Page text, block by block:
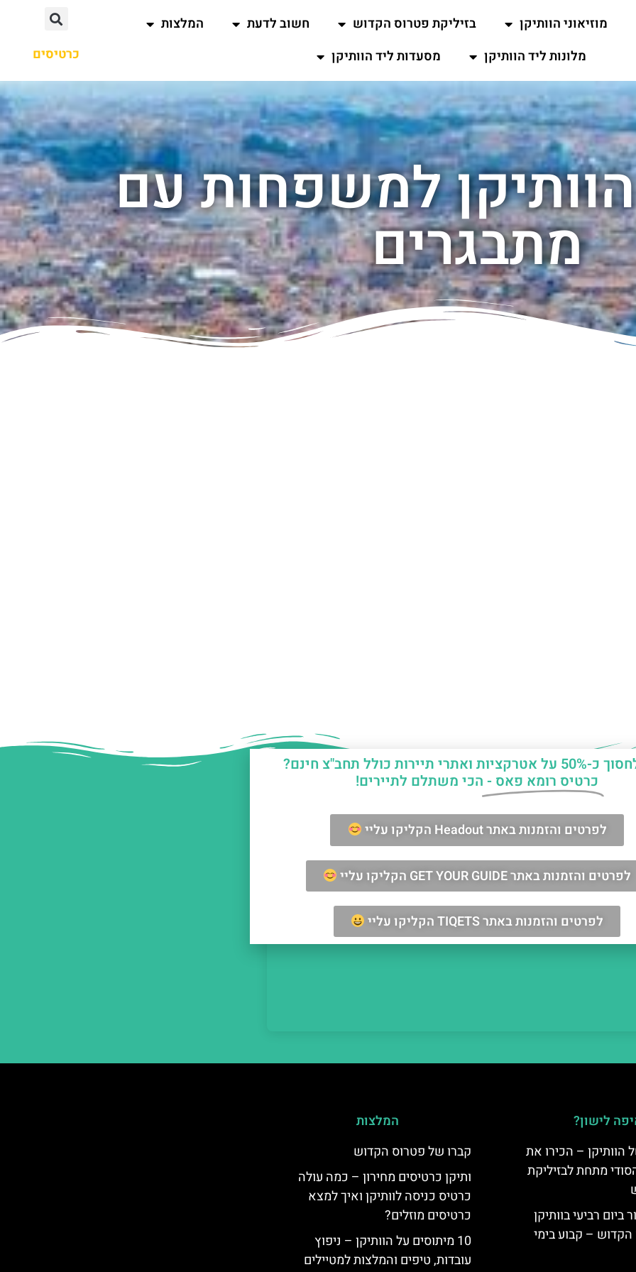
מוזיאוני הוותיקן בזיליקת פטרוס הקדוש חשוב לדעת
המלצות
מלונות ליד הוותיקן
מסעדות ליד הוותיקן כרטיסים
הוותיקן למשפחות עם
מתבגרים
החופשה ברומא?
מאשר/ת קבלת דיוור וחומרים פרסומיים
שליחה
לישון?
הוותיקן – הכירו את
מתחת לבזיליקת
רביעי בוותיקן
– קבוע בימי
המלצות
קברו של פטרוס הקדוש
ותיקן כרטיסים מחירון – כמה עולה
כרטיס כניסה לוותיקן ואיך למצא
כרטיסים מוזלים?
10 מיתוסים על הוותיקן – ניפוץ
עובדות, טיפים והמלצות למטיילים
ואתרי תיירות כולל תחב"צ חינם?
כרטיס רומא פאס - הכי משתלם לתיירים!
לפרטים והזמנות באתר Headout הקליקו עליי
לפרטים והזמנות באתר GET YOUR GUIDE הקליקו עליי
לפרטים והזמנות באתר TIQETS הקליקו עליי